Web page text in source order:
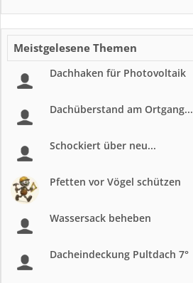
Meistgelesene Themen
Dachhaken für Photovoltaik
Dachüberstand am Ortgang...
Schockiert über neu...
Pfetten vor Vögel schützen
Wassersack beheben
Dacheindeckung Pultdach 7°